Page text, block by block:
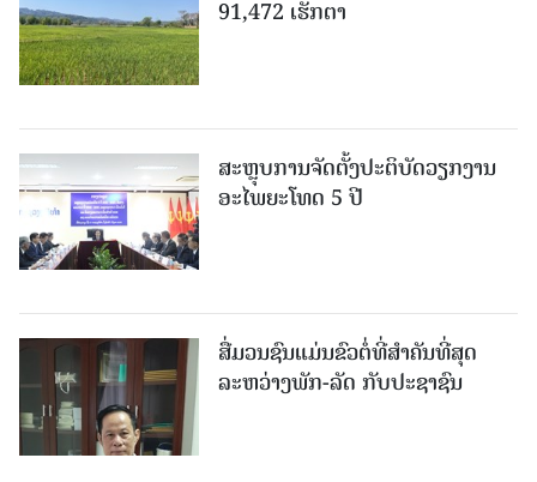
91,472 ເຮັກຕາ
ສະຫຼຸບການຈັດຕັ້ງປະຕິບັດວຽກງານ
ອະໄພຍະໂທດ 5 ປີ
ສື່ມວນຊົນແມ່ນຂົວຕໍ່ທີ່ສໍາຄັນທີ່ສຸດ
ລະຫວ່າງພັກ-ລັດ ກັບປະຊາຊົນ